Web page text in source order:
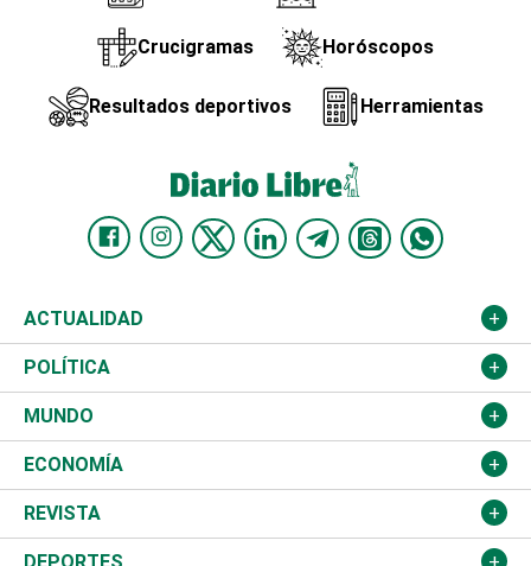
Crucigramas Horóscopos
Resultados deportivos Herramientas
ACTUALIDAD
Nacional
Ciudad
Educación
Salud
Justicia
POLÍTICA
Partidos
JCE
TSE
Congreso Nacional
MUNDO
Estados Unidos
América Latina
Haití
ECONOMÍA
Finanzas
Turismo
REVISTA